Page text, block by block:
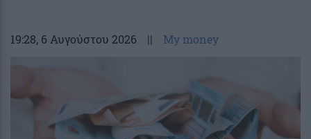
19:28, 6 Αυγούστου 2026 || My money